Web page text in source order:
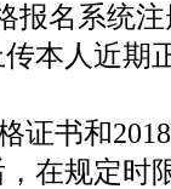
报名系统
本人近期
书和2018
在规定时